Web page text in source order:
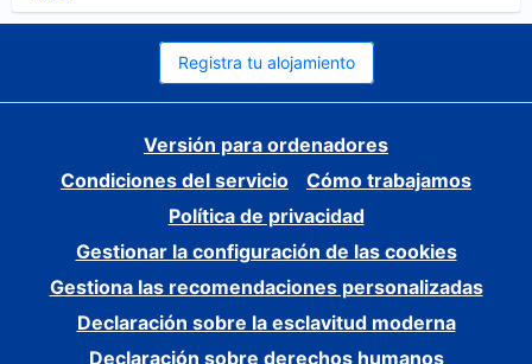
Registra tu alojamiento
Versión para ordenadores
Condiciones del servicio
Cómo trabajamos
Política de privacidad
Gestionar la configuración de las cookies
Gestiona las recomendaciones personalizadas
Declaración sobre la esclavitud moderna
Declaración sobre derechos humanos